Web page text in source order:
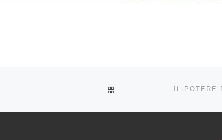
RITORNA ALLA LISTA